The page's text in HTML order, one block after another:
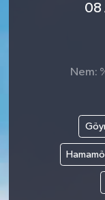
08
Nem: